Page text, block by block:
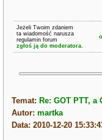
Jeżeli Twoim zdaniem
ta wiadomość narusza
regulamin forum
zgłoś ją do moderatora.
Temat: Re: GOT PTT, a
Autor:martka
Data: 2010-12-20